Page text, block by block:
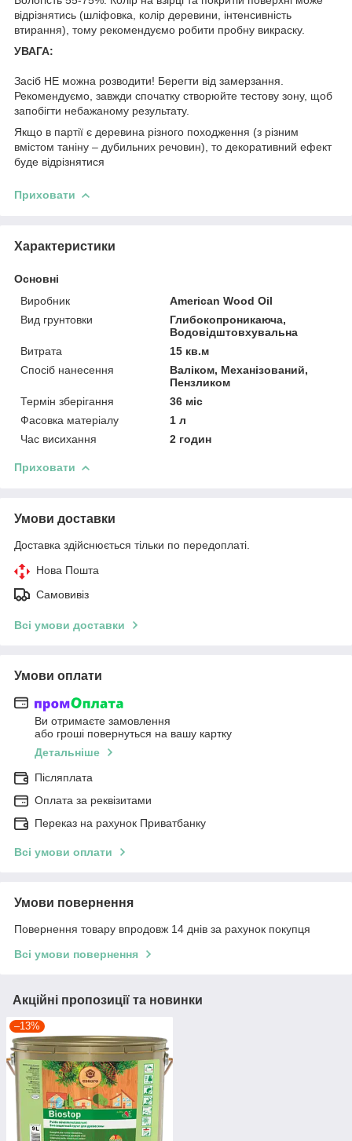
відрізнятись (шліфовка, колір деревини, інтенсивність
втирання), тому рекомендуємо робити пробну викраску.
УВАГА:
Засіб НЕ можна розводити! Берегти від замерзання.
Рекомендуємо, завжди спочатку створюйте тестову зону, щоб
запобігти небажаному результату.
Якщо в партії є деревина різного походження (з різним
вмістом таніну – дубильних речовин), то декоративний ефект
буде відрізнятися
Приховати
Характеристики
Основні
Виробник
American Wood Oil
Вид грунтовки
Глибокопроникаюча,
Водовідштовхувальна
Витрата
15 кв.м
Спосіб нанесення
Валіком, Механізований,
Пензликом
Термін зберігання
36 міс
Фасовка матеріалу
1 л
Час висихання
2 годин
Приховати
Умови доставки
Доставка здійснюється тільки по передоплаті.
Нова Пошта
Самовивіз
Всі умови доставки
Умови оплати
Ви отримаєте замовлення
або гроші повернуться на вашу картку
Детальніше
Післяплата
Оплата за реквізитами
Переказ на рахунок Приватбанку
Всі умови оплати
Умови повернення
Повернення товару впродовж 14 днів за рахунок покупця
Всі умови повернення
Акційні пропозиції та новинки
–13%